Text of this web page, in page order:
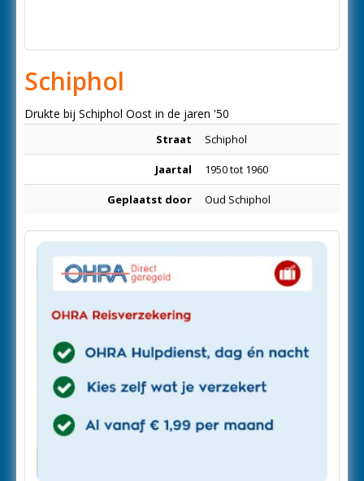
Schiphol
Drukte bij Schiphol Oost in de jaren '50
Straat Schiphol
Jaartal 1950 tot 1960
Geplaatst door Oud Schiphol